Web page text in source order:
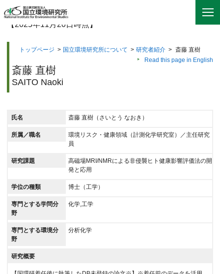
【2025年11月20日時点】
トップページ > 国立環境研究所について > 研究者紹介 > 斎藤 直樹
Read this page in English
斎藤 直樹
SAITO Naoki
氏名 斎藤 直樹（さいとう なおき）
所属／職名
環境リスク・健康領域（計測化学研究室）／主任研究
員
研究課題
高磁場MRI/NMRによる非侵襲ヒト健康影響評価法の開
発と応用
学位の種類 博士（工学）
専門とする学問分
野
化学,工学
専門とする環境分
野
分析化学
研究概要